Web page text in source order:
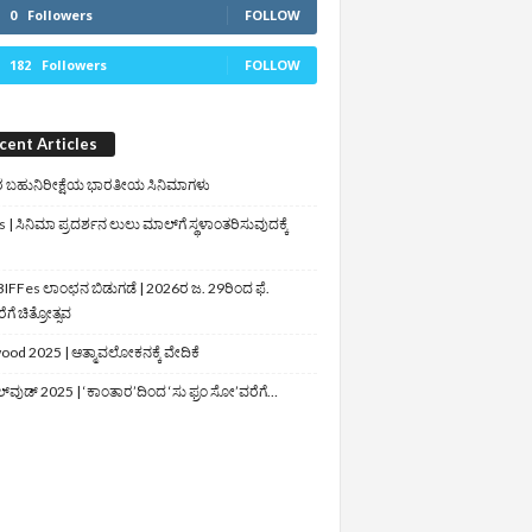
0 Followers FOLLOW
182 Followers FOLLOW
Articles
ಬಹುನಿರೀಕ್ಷೆಯ ಭಾರತೀಯ ಸಿನಿಮಾಗಳು
| ಸಿನಿಮಾ ಪ್ರದರ್ಶನ ಲುಲು ಮಾಲ್‌ಗೆ ಸ್ಥಳಾಂತರಿಸುವುದಕ್ಕೆ
ಲಾಂಛನ ಬಿಡುಗಡೆ | 2026ರ ಜ. 29ರಿಂದ ಫೆ.
ಚಿತ್ರೋತ್ಸವ
2025 | ಆತ್ಮಾವಲೋಕನಕ್ಕೆ ವೇದಿಕೆ
2025 | ‘ಕಾಂತಾರ’ದಿಂದ ‘ಸು ಫ್ರಂ ಸೋ’ವರೆಗೆ…